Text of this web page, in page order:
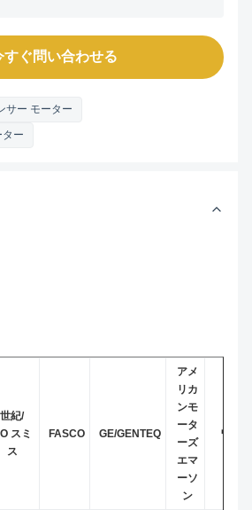
すぐ問い合わせる
サー モーター
ー
世紀/
スミ
ス
FASCO GE/GENTEQ
アメ
リカ
ンモ
ータ
ーズ
エマ
ーソ
ン
ワグ